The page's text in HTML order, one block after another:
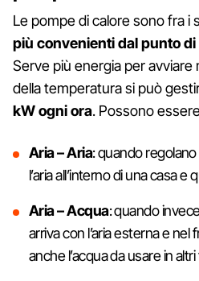
Le pompe di calore sono fra i
più convenienti dal punto
Serve più energia per
della temperatura si può
kW ogni ora. Possono
Aria – Aria: quando
l’aria all’interno di una casa e
Aria – Acqua: quando
arriva con l’aria esterna e
anche l’acqua da usare in